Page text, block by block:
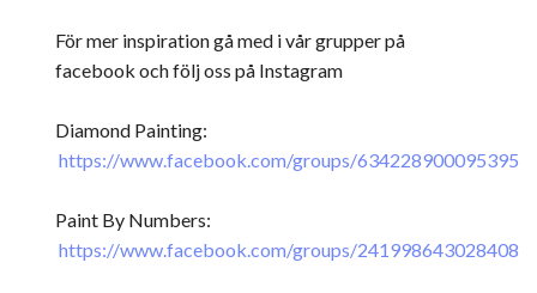
För mer inspiration gå med i vår grupper på
facebook och följ oss på Instagram
Diamond Painting:
https://www.facebook.com/groups/634228900095395
Paint By Numbers:
https://www.facebook.com/groups/241998643028408